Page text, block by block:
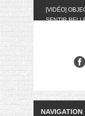
[VIDÉO]
SENTIR
BIOTYFULL
[VIDÉO]
CONVIVIALITÉ
[VIDÉO]